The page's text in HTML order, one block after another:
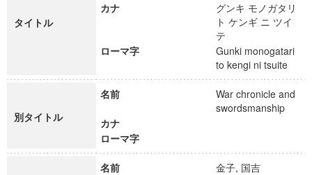
タイトル
カナ
グンキ モノガタリ
ト ケンギ ニ ツイ
テ
ローマ字
Gunki monogatari
to kengi ni tsuite
別タイトル
名前
War chronicle and
swordsmanship
カナ
ローマ字
名前
金子, 国吉